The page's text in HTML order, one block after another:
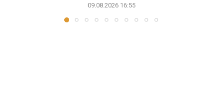
09.08.2026 16:55